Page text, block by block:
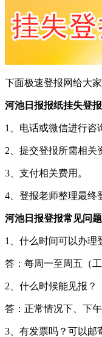
下面极速登报网给大
河池日报报纸挂失登
1、电话或微信进行咨
2、提交登报所需相关
3、支付相关费用。
4、登报老师整理最终
河池日报登报常见问题
1、什么时间可以办理
答：每周一至周五（工
2、什么时候能见报？
答：正常情况下、下
3、有发票吗？可以邮